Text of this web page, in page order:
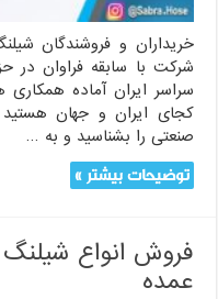
خریداران و فروشندگان
شرکت با سابقه فراوان در
سراسر ایران آماده
کجای ایران و جهان
صنعتی را بشناسید و به …
توضیحات بیشتر »
فروش انواع
عمده